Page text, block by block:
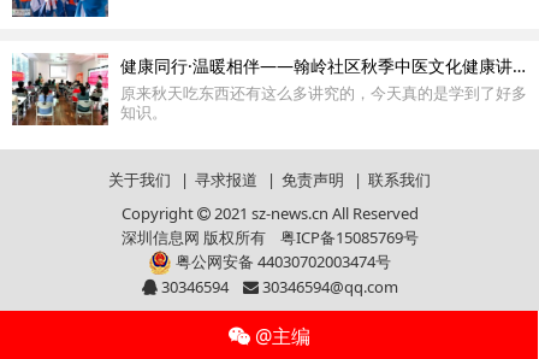
健康同行·温暖相伴——翰岭社区秋季中医文化健康讲座
原来秋天吃东西还有这么多讲究的，今天真的是学到了好多
知识。
关于我们 | 寻求报道 | 免责声明 | 联系我们
Copyright
2021 sz-news.cn All Reserved
深圳信息网 版权所有 粤ICP备15085769号
粤公网安备 44030702003474号
30346594
30346594@qq.com
@主编